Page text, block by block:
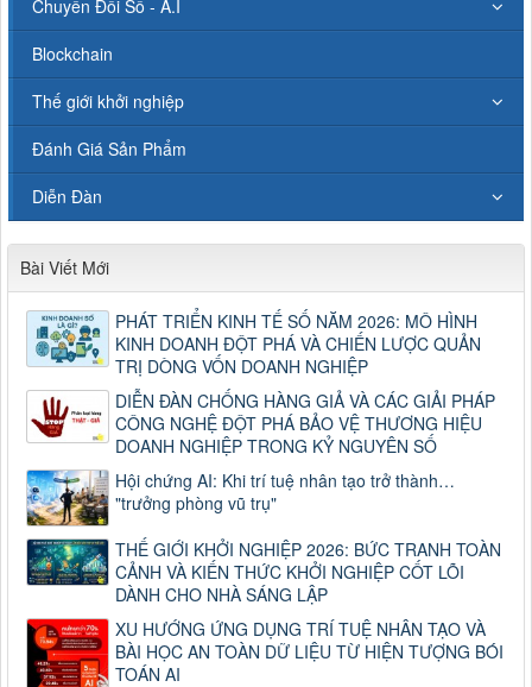
Chuyển Đổi Số - A.I
Blockchain
Thế giới khởi nghiệp
Đánh Giá Sản Phẩm
Diễn Đàn
Bài Viết Mới
PHÁT TRIỂN KINH TẾ SỐ NĂM 2026: MÔ HÌNH
KINH DOANH ĐỘT PHÁ VÀ CHIẾN LƯỢC QUẢN
TRỊ DÒNG VỐN DOANH NGHIỆP
DIỄN ĐÀN CHỐNG HÀNG GIẢ VÀ CÁC GIẢI PHÁP
CÔNG NGHỆ ĐỘT PHÁ BẢO VỆ THƯƠNG HIỆU
DOANH NGHIỆP TRONG KỶ NGUYÊN SỐ
Hội chứng AI: Khi trí tuệ nhân tạo trở thành…
"trưởng phòng vũ trụ"
THẾ GIỚI KHỞI NGHIỆP 2026: BỨC TRANH TOÀN
CẢNH VÀ KIẾN THỨC KHỞI NGHIỆP CỐT LÕI
DÀNH CHO NHÀ SÁNG LẬP
XU HƯỚNG ỨNG DỤNG TRÍ TUỆ NHÂN TẠO VÀ
BÀI HỌC AN TOÀN DỮ LIỆU TỪ HIỆN TƯỢNG BÓI
TOÁN AI